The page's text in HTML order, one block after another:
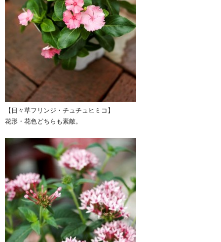
【日々草フリンジ・チュチュヒミコ】
花形・花色どちらも素敵。